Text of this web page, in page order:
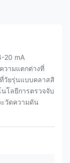
20 mA
วามแตกต่างที่
วัยรุ่นแบบคลาสสิ
โลยีการตรวจจับ
วัดความดัน